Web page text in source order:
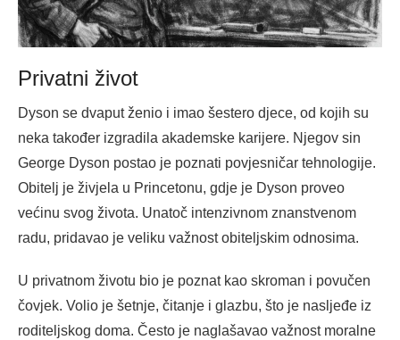
Privatni život
Dyson se dvaput ženio i imao šestero djece, od kojih su
neka također izgradila akademske karijere. Njegov sin
George Dyson postao je poznati povjesničar tehnologije.
Obitelj je živjela u Princetonu, gdje je Dyson proveo
većinu svog života. Unatoč intenzivnom znanstvenom
radu, pridavao je veliku važnost obiteljskim odnosima.
U privatnom životu bio je poznat kao skroman i povučen
čovjek. Volio je šetnje, čitanje i glazbu, što je nasljeđe iz
roditeljskog doma. Često je naglašavao važnost moralne